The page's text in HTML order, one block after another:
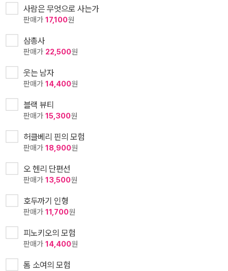
사람은 무엇으로 사는가
판매가 17,100원
삼총사
판매가 22,500원
웃는 남자
판매가 14,400원
블랙 뷰티
판매가 15,300원
허클베리 핀의 모험
판매가 18,900원
오 헨리 단편선
판매가 13,500원
호두까기 인형
판매가 11,700원
피노키오의 모험
판매가 14,400원
톰 소여의 모험